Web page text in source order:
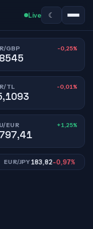
Live ☾
GBP -0,25%
TL -0,01%
EUR +1,25%
JPY183,82-0,97%